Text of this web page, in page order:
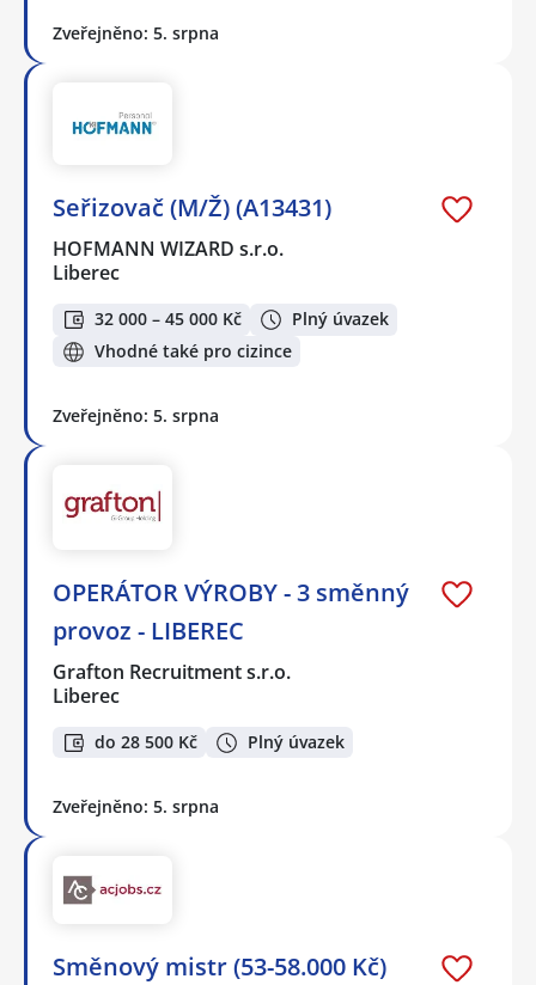
Zveřejněno: 5. srpna
Seřizovač (M/Ž) (A13431)
HOFMANN WIZARD s.r.o.
Liberec
32 000 – 45 000 Kč
Plný úvazek
Vhodné také pro cizince
Zveřejněno: 5. srpna
OPERÁTOR VÝROBY - 3 směnný
provoz - LIBEREC
Grafton Recruitment s.r.o.
Liberec
do 28 500 Kč Plný úvazek
Zveřejněno: 5. srpna
Směnový mistr (53-58.000 Kč)